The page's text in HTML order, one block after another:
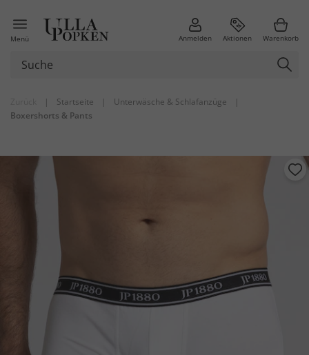
Menü Anmelden Aktionen Warenkorb
| Startseite | Unterwäsche & Schlafanzüge
|
Boxershorts & Pants